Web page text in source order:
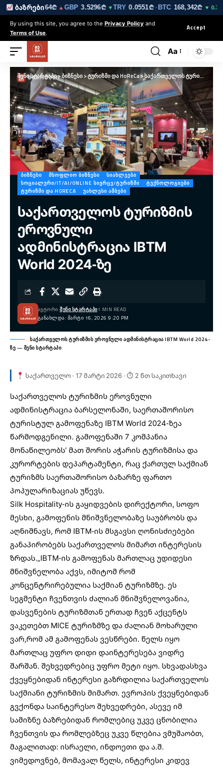
ბაზრები
▼EUR3.0264₾▲GBP3.5296₾▼ TRY0.0551₾·BTC168,342₾▼ 0.7%
By using this site, you agree to the Privacy Policy and
Terms of Use.
Accept
Aa
შენი სტარტაპი>ბიზნესი>ტურიზმი და HoReCa>საქართველოს ტურიზმის ეროვნული ადმინისტრაცია IBTM World 2024-ზე
ᲑᲘᲖᲜᲔᲡᲘ ᲛᲡᲝᲤᲚᲘᲝ ᲑᲘᲖᲜᲔᲡᲘ
ᲡᲘᲐᲮᲚᲔᲔᲑᲘ
ᲡᲝᲪᲘᲐᲚᲣᲠᲘ/IT/AI/ONLINE ᲡᲘᲕᲠᲪᲔ/ᲢᲣᲠᲘᲖᲛᲘ
ᲢᲔᲥᲜᲝᲚᲝᲒᲘᲔᲑᲘ
ᲢᲣᲠᲘᲖᲛᲘ ᲓᲐ HORECA
ᲣᲐᲮᲚᲔᲡᲘ ᲐᲛᲑᲔᲑᲘ
საქართველოს ტურიზმის
ეროვნული
ადმინისტრაცია IBTM
World 2024-ზე
ᲒᲐᲜᲐᲮᲚᲓᲐ: ᲛᲐᲠᲢᲘ 16, 2026 9:20 PM
ᲐᲕᲢᲝᲠᲘ:ᲨᲔᲜᲘ ᲡᲢᲐᲠᲢᲐᲞᲘ1 MIN READ
საქართველოს ტურიზმის ეროვნული ადმინისტრაცია IBTM World 2024-
ზე — შენი სტარტაპი
საქართველო · 17 მარტი 2026 · ⏱ 2 წთ საკითხავი
საქართველოს ტურიზმის ეროვნული
ადმინისტრაცია ბარსელონაში, საერთაშორისო
ტურისტულ გამოფენაზე IBTM World 2024-ზეა
წარმოდგენილი. გამოფენაში 7 კომპანია
მონაწილეობს’ მათ შორის აჭარის ტურიზმისა და
კურორტების დეპარტამენტი, რაც ქართულ საქმიან
ტურიზმს საერთაშორისო ბაზარზე ფართო
პოპულარიზაციას უწევს.
Silk Hospitality-ის გაყიდვების დირექტორი, სოფო
მესხი, გამოფენის მნიშვნელობაზე საუბრობს და
აღნიშნავს, რომ IBTM-ის მსგავსი ღონისძიებები
განაპირობებს საქართველოს მიმართ ინტერესის
ზრდას.„IBTM-ის გამოფენას მართლაც უდიდესი
მნიშვნელობა აქვს, იმიტომ რომ
კონცენტრირებულია საქმიან ტურიზმზე. ეს
სეგმენტი ჩვენთვის ძალიან მნიშვნელოვანია,
დასვენების ტურიზმთან ერთად ჩვენ აქცენტს
ვაკეთებთ MICE ტურიზმზე და ძალიან მოხარული
ვარ,რომ ამ გამოფენას ვესწრები. წელს იყო
მართლაც უფრო დიდი დაინტერესება ვიდრე
შარშან. შეხვედრებიც უფრო მეტი იყო. სხვადასხვა
ქვეყნებიდან ინტერესი გაზრდილია საქართველოს
საქმიანი ტურიზმის მიმართ. ევროპის ქვეყნებიდან
გვქონდა საინტერესო შეხვედრები, ასევე იმ
სამიზნე ბაზრებიდან რომლებიც უკვე ცნობილია
ჩვენთვის და რომლებზეც უკვე წლებია ვმუშაობთ,
მაგალითად: ისრაელი, ინდოეთი და ა.შ.
ვიმედოვნებ, მომავალ წელს, ინტერესი კიდევ